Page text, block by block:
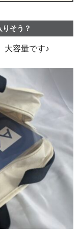
そう？
大容量です♪